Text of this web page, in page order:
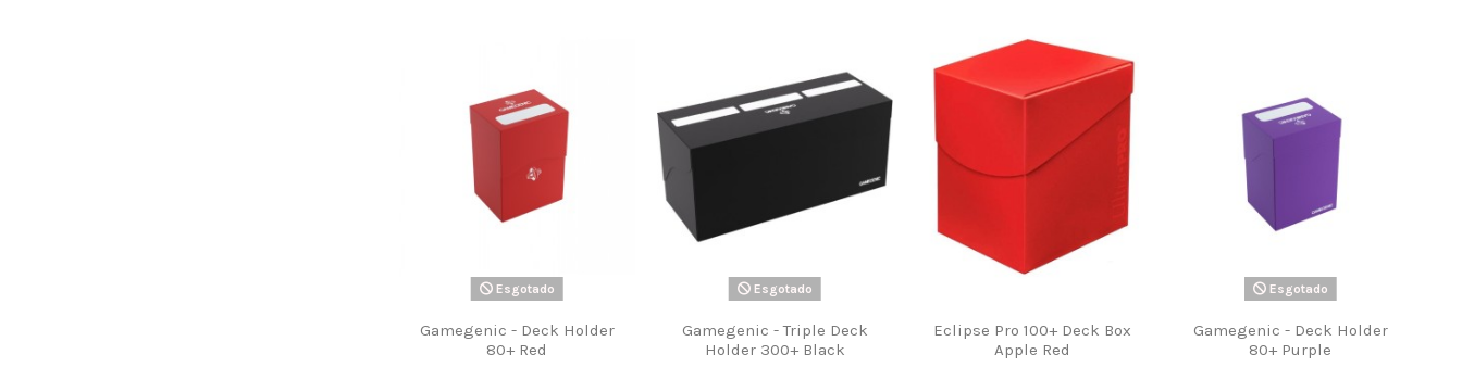
Esgotado
Gamegenic - Deck Holder
80+ Red
Esgotado
Gamegenic - Triple Deck
Holder 300+ Black
Eclipse Pro 100+ Deck Box
Apple Red
Esgotado
Gamegenic - Deck Holder
80+ Purple